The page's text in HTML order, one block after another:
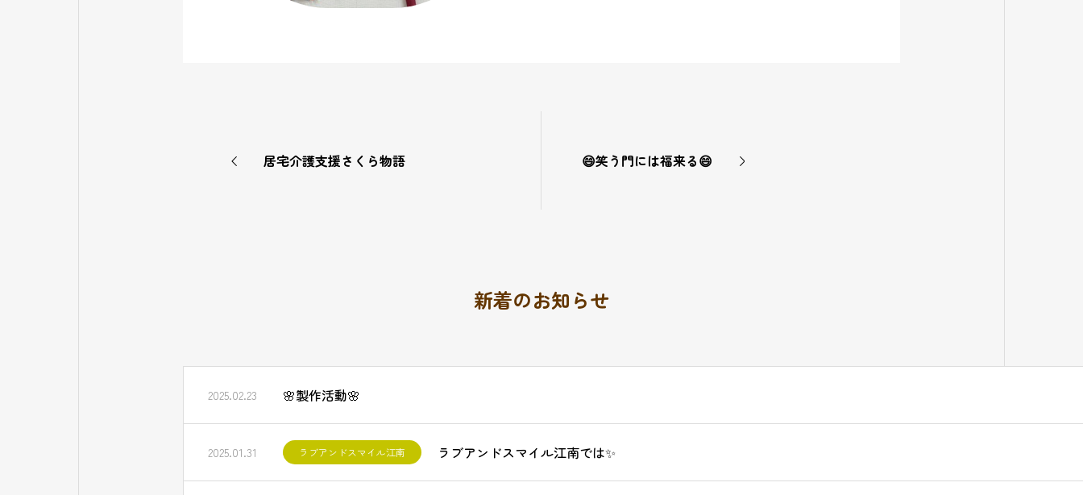
居宅介護支援さくら物語 😄笑う門には福来る😄
新着のお知らせ
2025.02.23 🌸製作活動🌸
2025.01.31 ラブアンドスマイル江南 ラブアンドスマイル江南では✨